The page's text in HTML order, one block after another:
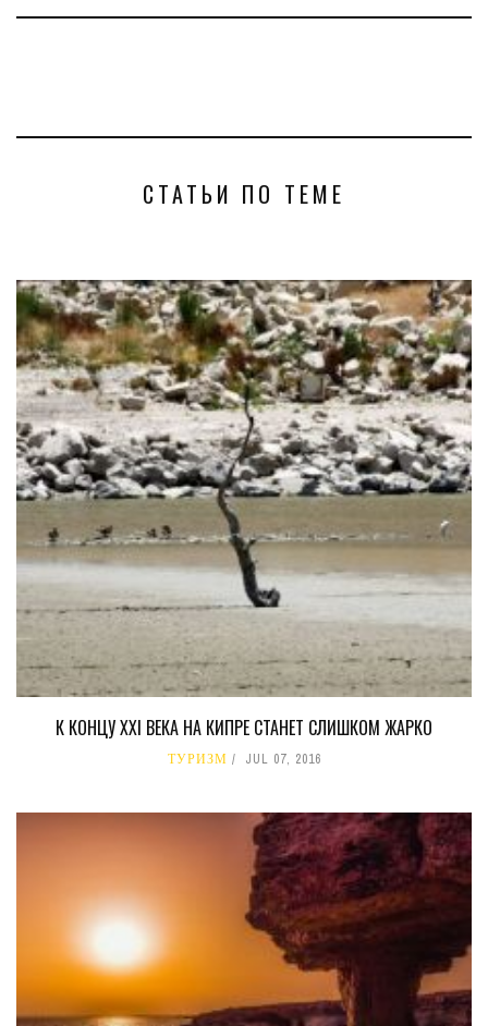
СТАТЬИ ПО ТЕМЕ
К КОНЦУ XXI ВЕКА НА КИПРЕ СТАНЕТ СЛИШКОМ ЖАРКО
ТУРИЗМ JUL 07, 2016